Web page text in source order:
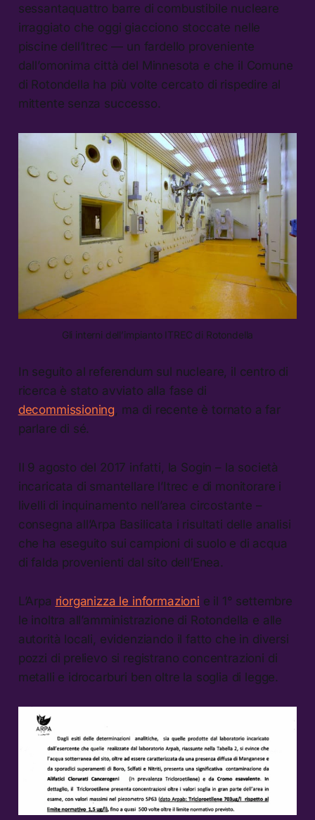
sessantaquattro barre di combustibile nucleare
irraggiato che oggi giacciono stoccate nelle
piscine dell’Itrec — un fardello proveniente
dall’omonima città del Minnesota e che il Comune
di Rotondella ha più volte cercato di rispedire al
mittente senza successo.
Gli interni dell’impianto ITREC di Rotondella
In seguito al referendum sul nucleare, il centro di
ricerca è stato avviato alla fase di
decommissioning , ma di recente è tornato a far
parlare di sé.
Il 9 agosto del 2017 infatti, la Sogin – la società
incaricata di smantellare l’Itrec e di monitorare i
livelli di inquinamento nell’area circostante –
consegna all’Arpa Basilicata i risultati delle analisi
che ha eseguito sui campioni di suolo e di acqua
di falda provenienti dal sito dell’Enea.
L’Arpa riorganizza le informazioni e il 1° settembre
le inoltra all’amministrazione di Rotondella e alle
autorità locali, evidenziando il fatto che in diversi
pozzi di prelievo si registrano concentrazioni di
metalli e idrocarburi ben oltre la soglia di legge.